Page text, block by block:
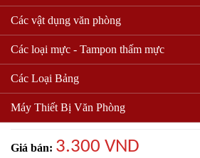
Các vật dụng văn phòng
Các loại mực - Tampon thấm mực
Các Loại Bảng
Máy Thiết Bị Văn Phòng
BÌA NÚT
Mã sản phẩm:7
5255 lượt xem
Giá bán: 3.300 VND